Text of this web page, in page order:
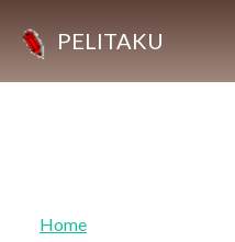
PELITAKU
Home